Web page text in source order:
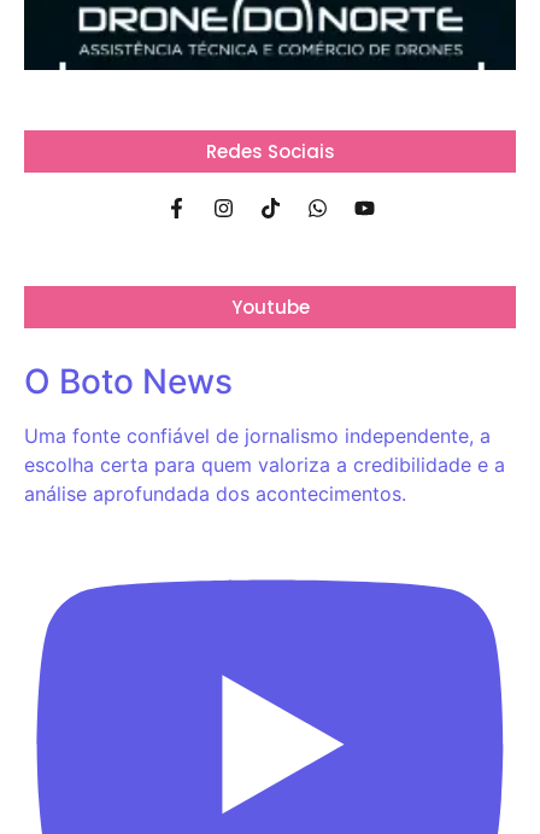
Redes Sociais
Youtube
O Boto News
Uma fonte confiável de jornalismo independente, a
escolha certa para quem valoriza a credibilidade e a
análise aprofundada dos acontecimentos.